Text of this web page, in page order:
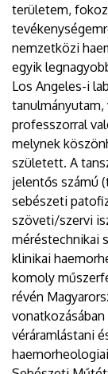
területem,
nemzetközi
egyik
Los Angeles-i
tanulmányutam,
professzorral
melynek
született. A
jelentős számú
sebészeti
szöveti/szervi
méréstechnikai
klinikai
komoly
révén
véráramlástani